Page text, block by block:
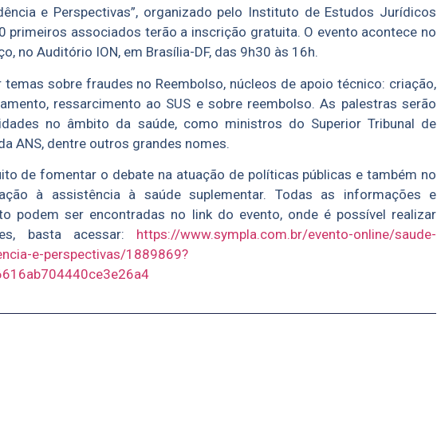
e Perspectivas”, organizado pelo Instituto de Estudos Jurídicos
primeiros associados terão a inscrição gratuita. O evento acontece no
no Auditório ION, em Brasília-DF, das 9h30 às 16h.
temas sobre fraudes no Reembolso, núcleos de apoio técnico: criação,
ressarcimento ao SUS e sobre reembolso. As palestras serão
no âmbito da saúde, como ministros do Superior Tribunal de
ANS, dentre outros grandes nomes.
de fomentar o debate na atuação de políticas públicas e também no
à assistência à saúde suplementar. Todas as informações e
podem ser encontradas no link do evento, onde é possível realizar
basta acessar: https://www.sympla.com.br/evento-online/saude-
e-perspectivas/1889869?